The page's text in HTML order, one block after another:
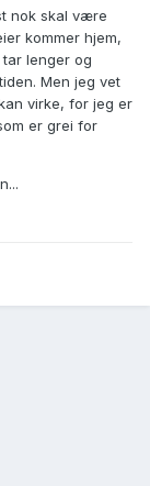
nok skal være
kommer hjem,
lenger og
Men jeg vet
virke, for jeg er
er grei for